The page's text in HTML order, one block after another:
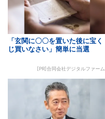
「玄関に〇〇を置いた後に宝く
じ買いなさい」簡単に当選
[PR]合同会社デジタルファーム